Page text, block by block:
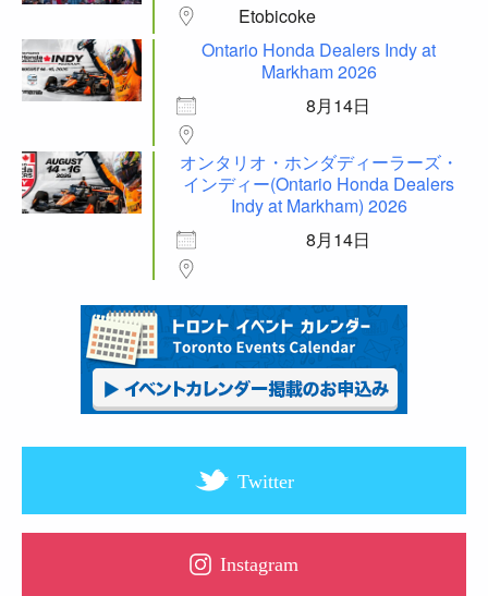
Etobicoke
Ontario Honda Dealers Indy at
Markham 2026
8月14日
オンタリオ・ホンダディーラーズ・
インディー(Ontario Honda Dealers
Indy at Markham) 2026
8月14日
Twitter
Instagram